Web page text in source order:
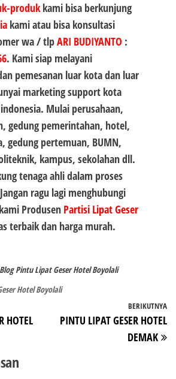
produkkami bisa berkunjung
kami atau bisa konsultasi
wa / tlpARI BUDIYANTO :
. Kami siap melayani
pemesanan luar kota dan luar
marketing support kota
Mulai perusahaan,
gedung pemerintahan, hotel,
gedung pertemuan, BUMN,
kampus, sekolahan dll.
tenaga ahli dalam proses
ragu lagi menghubungi
Produsen Partisi Lipat Geser
terbaik dan harga murah.
Blog Pintu Lipat Geser Hotel Boyolali
Hotel Boyolali
HOTEL
BERIKUTNYA
PINTU LIPAT GESER HOTEL
DEMAK